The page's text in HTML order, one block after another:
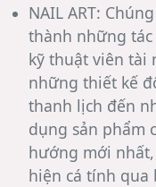
NAIL ART:
thành những
kỹ thuật viên tài
những thiết kế
thanh lịch đến
dụng sản phẩm
hướng mới
hiện cá tính qua